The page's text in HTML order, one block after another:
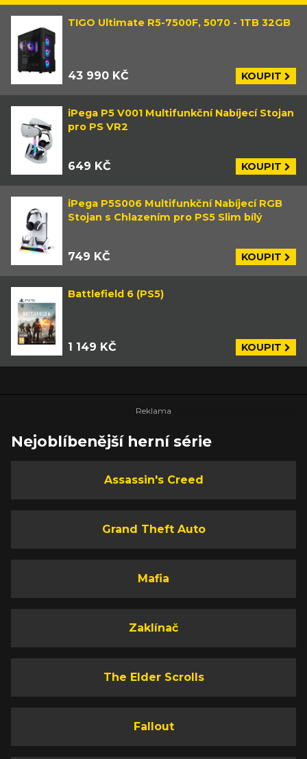
TIGO Ultimate R5-7500F, 5070 - 1TB 32GB
43 990 KČ KOUPIT
iPega P5 V001 Multifunkční Nabíjecí Stojan
pro PS VR2
649 KČ KOUPIT
iPega P5S006 Multifunkční Nabíjecí RGB
Stojan s Chlazením pro PS5 Slim bílý
749 KČ KOUPIT
Battlefield 6 (PS5)
1 149 KČ KOUPIT
Nejoblíbenější herní série
Assassin's Creed
Grand Theft Auto
Mafia
Zaklínač
The Elder Scrolls
Fallout